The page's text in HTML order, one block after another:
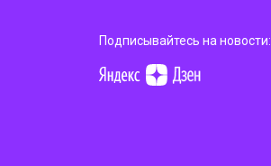
Подписывайтесь на новости: